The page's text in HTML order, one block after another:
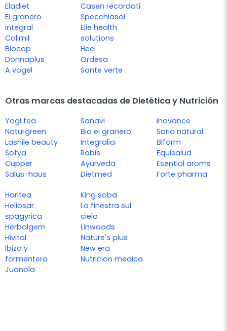
Eladiet
El granero
integral
Colimil
Biocop
Donnaplus
A vogel
Casen recordati
Specchiasol
Elie health
solutions
Heel
Ordesa
Sante verte
Otras marcas destacadas de Dietética y Nutrición
Yogi tea
Naturgreen
Lashile beauty
Sotya
Cupper
Salus-haus
Sanavi
Bio el granero
Integralia
Robis
Ayurveda
Dietmed
Inovance
Soria natural
Biform
Equisalud
Esential aroms
Forte pharma
Haritea
Heliosar
spagyrica
Herbalgem
Hivital
Ibiza y
formentera
Juanola
King soba
La finestra sul
cielo
Linwoods
Nature's plus
New era
Nutricion medica